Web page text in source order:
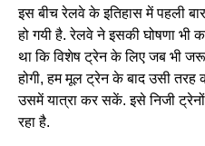
इस बीच रेलवे के इतिहास में पहली
हो गयी है. रेलवे ने इसकी घोषणा भी
था कि विशेष ट्रेन के लिए जब भी
होगी, हम मूल ट्रेन के बाद उसी तरह
उसमें यात्रा कर सकें. इसे निजी
रहा है.